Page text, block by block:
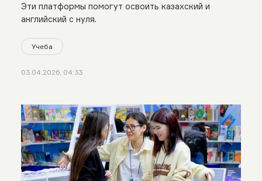
Эти платформы помогут освоить казахский и
английский с нуля.
Учеба
03.04.2026, 04:33